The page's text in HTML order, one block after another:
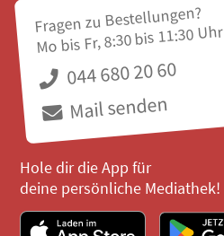
Fragen zu Bestellungen?
Mo bis Fr, 8:30 bis 11:30 Uhr
044 680 20 60
Mail senden
Hole dir die App für
deine persönliche Mediathek!